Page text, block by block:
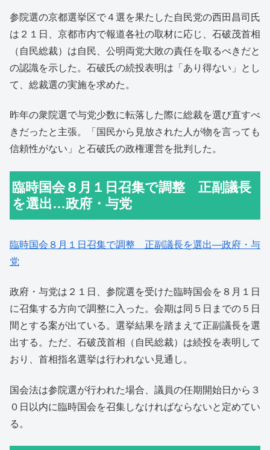
参院選の京都選挙区で４選を果たした自民党の西田昌司氏
は２１日、京都市内で報道各社の取材に応じ、石破茂首相
（自民総裁）は自民、公明両党大敗の責任を取るべきだと
の認識を示した。石破氏の続投表明は「あり得ない」とし
て、総裁選の実施を求めた。
昨年の衆院選で与党少数に転落した際に総裁を選び直すべ
きだったと主張。「国民から見放された人が物を言っても
信頼性がない」と石破氏の政権運営を批判した。
臨時国会８月１日召集で調整 正副議長
を選出…政府・与党
臨時国会８月１日召集で調整 正副議長を選出―政府・与
党
政府・与党は２１日、参院選を受けた臨時国会を８月１日
に召集する方向で調整に入った。会期は同５日までの５日
間とする案が出ている。選挙結果を踏まえて正副議長を選
出する。ただ、石破茂首相（自民総裁）は続投を表明して
おり、首相指名選挙は行われない見通し。
国会法は参院選が行われた場合、議員の任期開始日から３
０日以内に臨時国会を召集しなければならないと定めてい
る。